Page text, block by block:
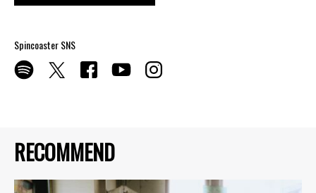
RECOMMEND
Spincoaster SNS